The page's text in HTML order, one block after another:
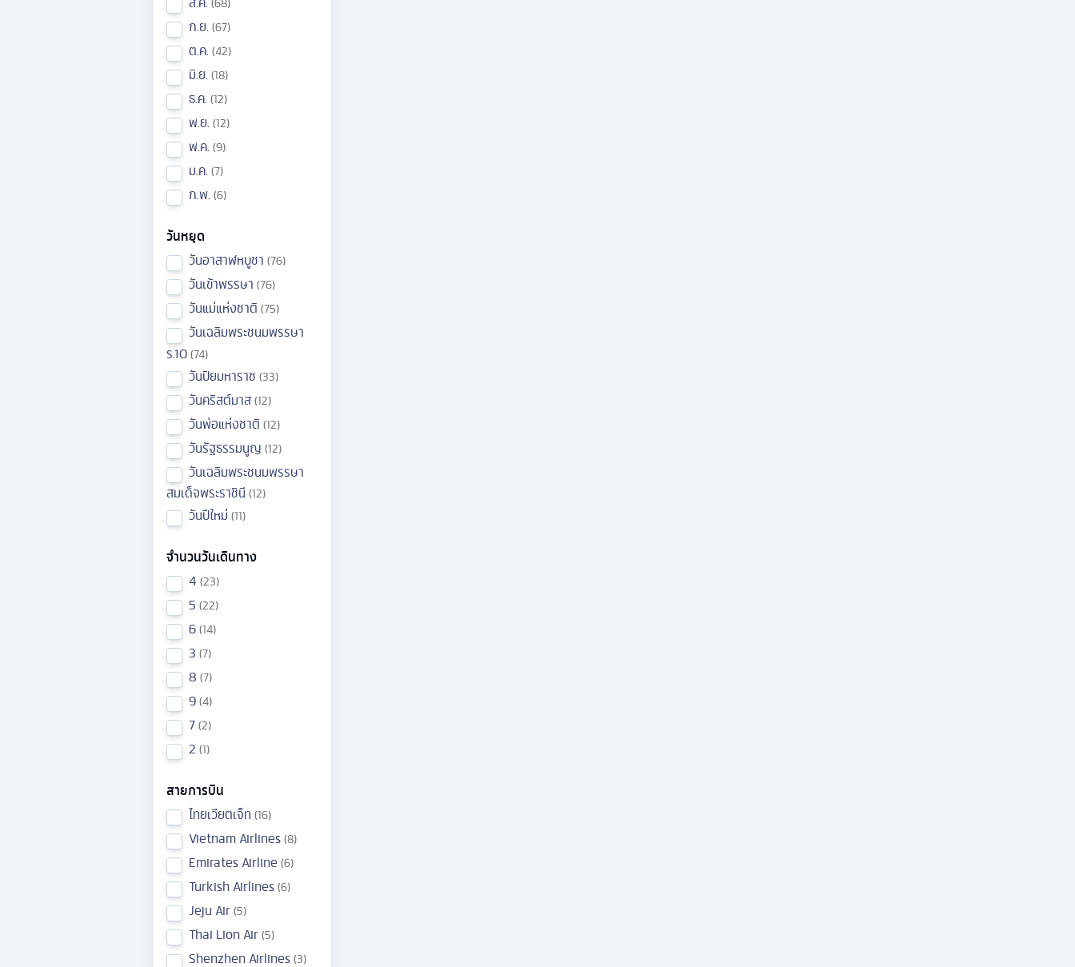
ก.ย. 67
ต.ค. 42
มิ.ย. 18
ธ.ค. 12
พ.ย. 12
พ.ค. 9
ม.ค. 7
ก.พ. 6
วันหยุด
วันอาสาฬหบูชา 76
วันเข้าพรรษา 76
วันแม่แห่งชาติ 75
วันเฉลิมพระชนมพรรษา
ร.10 74
วันปิยมหาราช 33
วันคริสต์มาส 12
วันพ่อแห่งชาติ 12
วันรัฐธรรมนูญ 12
วันเฉลิมพระชนมพรรษา
สมเด็จพระราชินี 12
วันปีใหม่ 11
จำนวนวันเดินทาง
4 23
5 22
6 14
3 7
8 7
9 4
7 2
2 1
สายการบิน
ไทยเวียตเจ็ท 16
Vietnam Airlines 8
Emirates Airline 6
Turkish Airlines 6
Jeju Air 5
Thai Lion Air 5
Shenzhen Airlines 3